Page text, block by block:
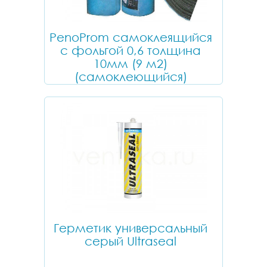
PenoProm самоклеящийся
с фольгой 0,6 толщина
10мм (9 м2)
(самоклеющийся)
Герметик универсальный
серый Ultraseal